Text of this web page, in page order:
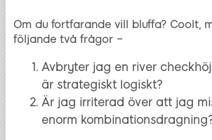
Om du fortfarande vill bluffa? Coolt,
följande två frågor –
Avbryter jag en river
är strategiskt logiskt?
Är jag irriterad över att jag
enorm